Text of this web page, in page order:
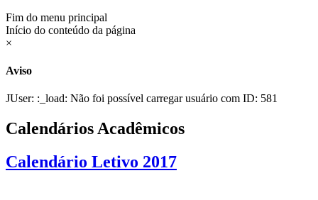
Fim do menu principal
Início do conteúdo da página
×
Aviso
JUser: :_load: Não foi possível carregar usuário com ID: 581
Calendários Acadêmicos
Calendário Letivo 2017